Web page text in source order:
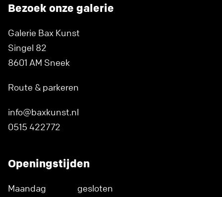
Bezoek onze galerie
Galerie Bax Kunst
Singel 82
8601 AM Sneek
Route & parkeren
info@baxkunst.nl
0515 422772
Openingstijden
Maandag
gesloten